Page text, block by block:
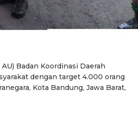
Badan Koordinasi Daerah
dengan target 4.000 orang
Kota Bandung, Jawa Barat,